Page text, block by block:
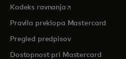
Kodeks ravnanjaopens in a new tab
Pravila preklopa Mastercard
Pregled predpisov
Dostopnost pri Mastercard